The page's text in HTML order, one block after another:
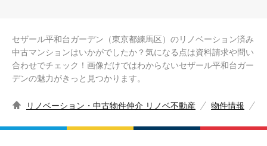
セザール平和台ガーデン（東京都練馬区）のリノベーション済み
中古マンションはいかがでしたか？気になる点は資料請求や問い
合わせでチェック！画像だけではわからないセザール平和台ガー
デンの魅力がきっと見つかります。
リノベーション・中古物件仲介 リノベ不動産 物件情報